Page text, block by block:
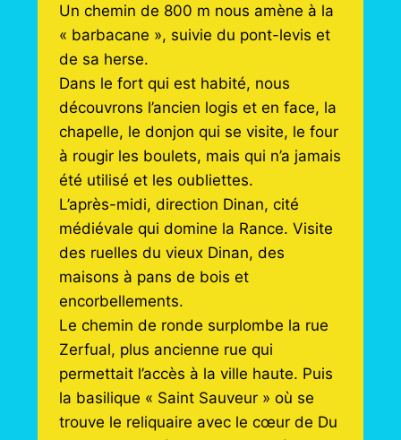
Un chemin de 800 m nous amène à la
« barbacane », suivie du pont-levis et
de sa herse.
Dans le fort qui est habité, nous
découvrons l’ancien logis et en face, la
chapelle, le donjon qui se visite, le four
à rougir les boulets, mais qui n’a jamais
été utilisé et les oubliettes.
L’après-midi, direction Dinan, cité
médiévale qui domine la Rance. Visite
des ruelles du vieux Dinan, des
maisons à pans de bois et
encorbellements.
Le chemin de ronde surplombe la rue
Zerfual, plus ancienne rue qui
permettait l’accès à la ville haute. Puis
la basilique « Saint Sauveur » où se
trouve le reliquaire avec le cœur de Du